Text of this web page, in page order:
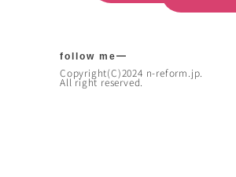
follow me
Copyright(C)2024 n-reform.jp.
All right reserved.